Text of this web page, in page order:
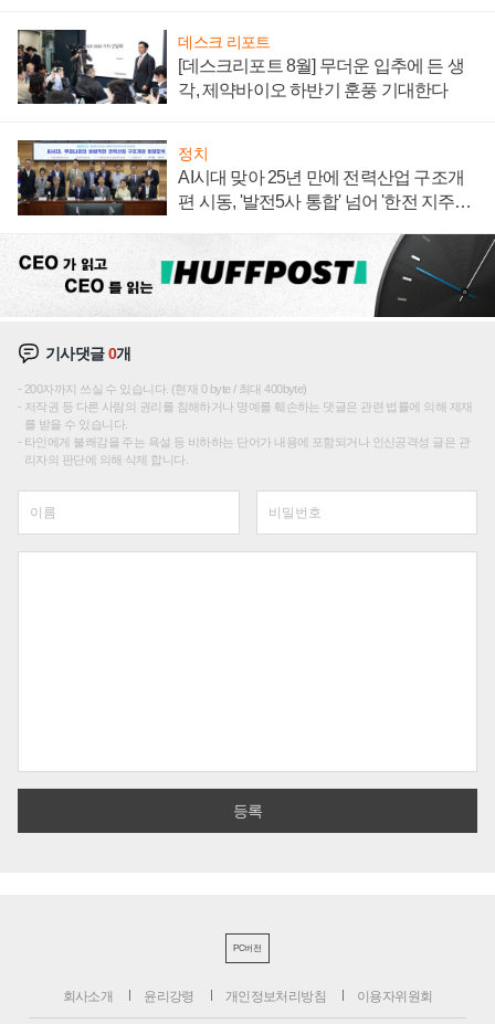
데스크 리포트
[데스크리포트 8월] 무더운 입추에 든 생
각, 제약바이오 하반기 훈풍 기대한다
정치
AI시대 맞아 25년 만에 전력산업 구조개
편 시동, '발전5사 통합' 넘어 '한전 지주사'
기사댓글0개
200자까지 쓰실 수 있습니다. (현재 0 byte / 최대 400byte)
저작권 등 다른 사람의 권리를 침해하거나 명예를 훼손하는 댓글은 관련 법률에 의해 제재
를 받을 수 있습니다.
타인에게 불쾌감을 주는 욕설 등 비하하는 단어가 내용에 포함되거나 인신공격성 글은 관
리자의 판단에 의해 삭제 합니다.
PC버전
회사소개 윤리강령 개인정보처리방침 이용자위원회